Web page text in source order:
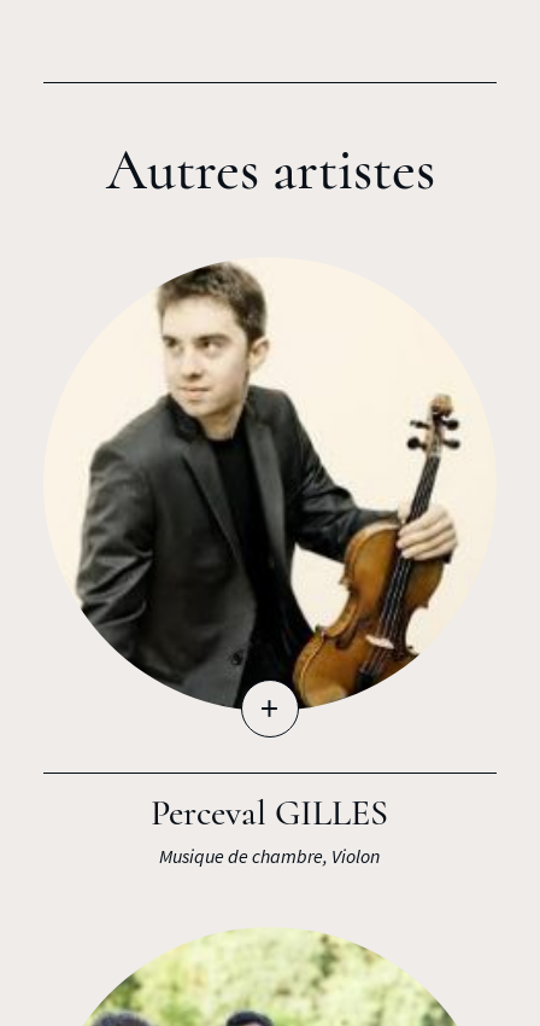
Autres artistes
+
Perceval GILLES
Musique de chambre, Violon